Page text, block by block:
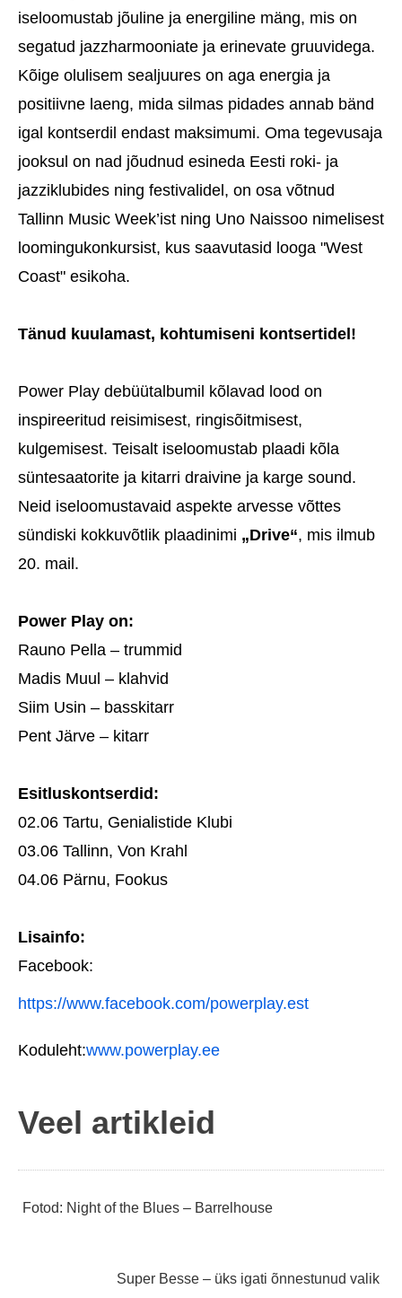
iseloomustab jõuline ja energiline mäng, mis on
segatud jazzharmooniate ja erinevate gruuvidega.
Kõige olulisem sealjuures on aga energia ja
positiivne laeng, mida silmas pidades annab bänd
igal kontserdil endast maksimumi. Oma tegevusaja
jooksul on nad jõudnud esineda Eesti roki- ja
jazziklubides ning festivalidel, on osa võtnud
Tallinn Music Week’ist ning Uno Naissoo nimelisest
loomingukonkursist, kus saavutasid looga "West
Coast" esikoha.
Tänud kuulamast, kohtumiseni kontsertidel!
Power Play debüütalbumil kõlavad lood on
inspireeritud reisimisest, ringisõitmisest,
kulgemisest. Teisalt iseloomustab plaadi kõla
süntesaatorite ja kitarri draivine ja karge sound.
Neid iseloomustavaid aspekte arvesse võttes
sündiski kokkuvõtlik plaadinimi „Drive“, mis ilmub
20. mail.
Power Play on:
Rauno Pella – trummid
Madis Muul – klahvid
Siim Usin – basskitarr
Pent Järve – kitarr
Esitluskontserdid:
02.06 Tartu, Genialistide Klubi
03.06 Tallinn, Von Krahl
04.06 Pärnu, Fookus
Lisainfo:
Facebook:
https://www.facebook.com/powerplay.est
Koduleht:www.powerplay.ee
Veel artikleid
Navigeerimine
Fotod: Night of the Blues – Barrelhouse
Super Besse – üks igati õnnestunud valik